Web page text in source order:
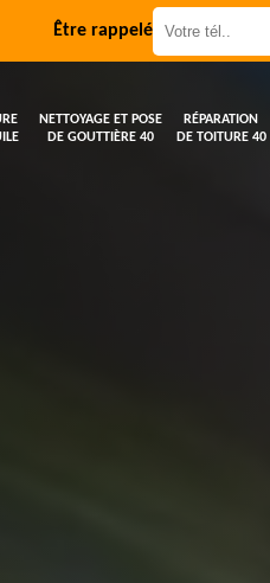
Être rappelé
NETTOYAGE ET POSE
DE GOUTTIÈRE 40
RÉPARATION
DE TOITURE 40